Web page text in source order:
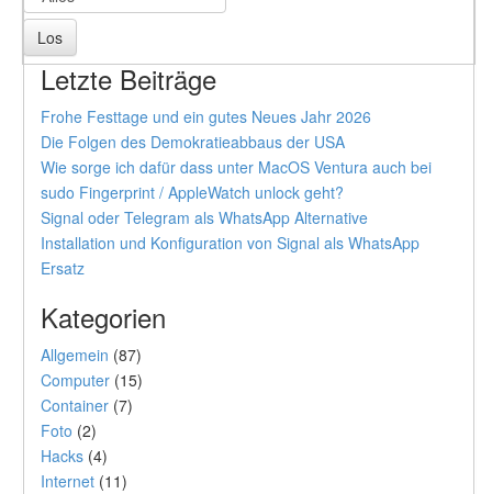
Letzte Beiträge
Frohe Festtage und ein gutes Neues Jahr 2026
Die Folgen des Demokratieabbaus der USA
Wie sorge ich dafür dass unter MacOS Ventura auch bei
sudo Fingerprint / AppleWatch unlock geht?
Signal oder Telegram als WhatsApp Alternative
Installation und Konfiguration von Signal als WhatsApp
Ersatz
Kategorien
Allgemein (87)
Computer (15)
Container (7)
Foto (2)
Hacks (4)
Internet (11)